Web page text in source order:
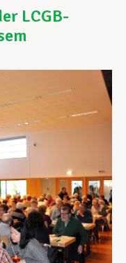
LCGB-